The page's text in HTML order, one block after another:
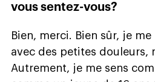
vous sentez-vous?
Bien, merci. Bien sûr, je
avec des petites douleurs,
Autrement, je me sens